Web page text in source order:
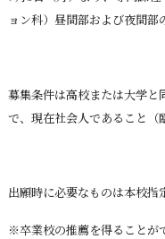
ョン科）昼間部および夜間部
募集条件は高校または大学
で、現在社会人であること（
出願時に必要なものは本校指
※卒業校の推薦を得ることが